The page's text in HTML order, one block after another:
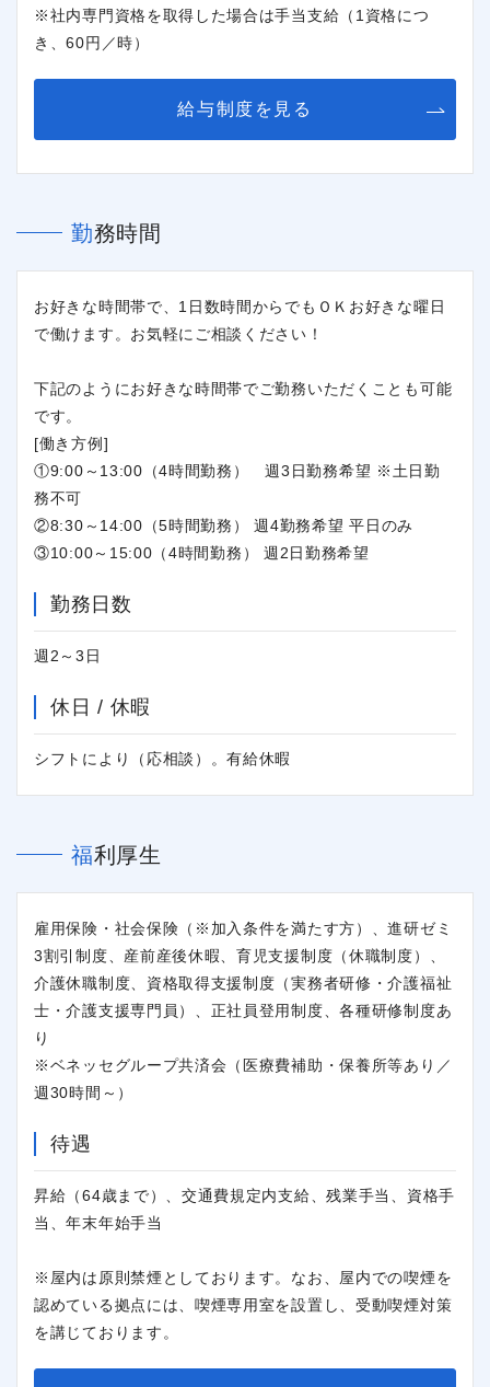
※社内専門資格を取得した場合は手当支給（1資格につ
き、60円／時）
給与制度を見る
勤務時間
お好きな時間帯で、1日数時間からでもＯＫお好きな曜日
で働けます。お気軽にご相談ください！
下記のようにお好きな時間帯でご勤務いただくことも可能
です。
[働き方例]
①9:00～13:00（4時間勤務） 週3日勤務希望 ※土日勤
務不可
②8:30～14:00（5時間勤務） 週4勤務希望 平日のみ
③10:00～15:00（4時間勤務） 週2日勤務希望
勤務日数
週2～3日
休日 / 休暇
シフトにより（応相談）。有給休暇
福利厚生
雇用保険・社会保険（※加入条件を満たす方）、進研ゼミ
3割引制度、産前産後休暇、育児支援制度（休職制度）、
介護休職制度、資格取得支援制度（実務者研修・介護福祉
士・介護支援専門員）、正社員登用制度、各種研修制度あ
り
※ベネッセグループ共済会（医療費補助・保養所等あり／
週30時間～）
待遇
昇給（64歳まで）、交通費規定内支給、残業手当、資格手
当、年末年始手当
※屋内は原則禁煙としております。なお、屋内での喫煙を
認めている拠点には、喫煙専用室を設置し、受動喫煙対策
を講じております。